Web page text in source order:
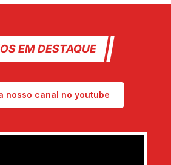
EM DESTAQUE
nosso canal no youtube